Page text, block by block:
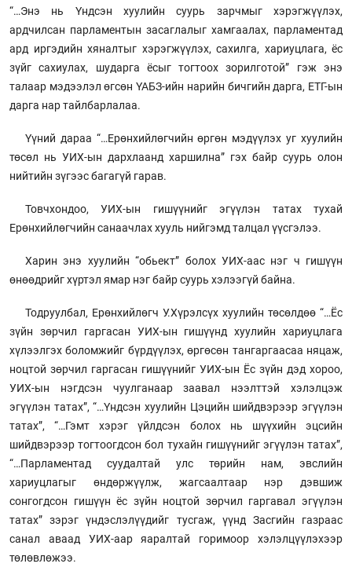
“…Энэ нь Үндсэн хуулийн суурь зарчмыг хэрэгжүүлэх,
ардчилсан парламентын засаглалыг хамгаалах, парламентад
ард иргэдийн хяналтыг хэрэгжүүлэх, сахилга, хариуцлага, ёс
зүйг сахиулах, шударга ёсыг тогтоох зорилготой” гэж энэ
талаар мэдээлэл өгсөн ҮАБЗ-ийн нарийн бичгийн дарга, ЕТГ-ын
дарга нар тайлбарлалаа.
Үүний дараа “…Ерөнхийлөгчийн өргөн мэдүүлэх уг хуулийн
төсөл нь УИХ-ын дархлаанд харшилна” гэх байр суурь олон
нийтийн зүгээс багагүй гарав.
Товчхондоо, УИХ-ын гишүүнийг эгүүлэн татах тухай
Ерөнхийлөгчийн санаачлах хууль нийгэмд талцал үүсгэлээ.
Харин энэ хуулийн “обьект” болох УИХ-аас нэг ч гишүүн
өнөөдрийг хүртэл ямар нэг байр суурь хэлээгүй байна.
Тодруулбал, Ерөнхийлөгч У.Хүрэлсүх хуулийн төсөлдөө “…Ёс
зүйн зөрчил гаргасан УИХ-ын гишүүнд хуулийн хариуцлага
хүлээлгэх боломжийг бүрдүүлэх, өргөсөн тангаргаасаа няцаж,
ноцтой зөрчил гаргасан гишүүнийг УИХ-ын Ёс зүйн дэд хороо,
УИХ-ын нэгдсэн чуулганаар заавал нээлттэй хэлэлцэж
эгүүлэн татах”, “…Үндсэн хуулийн Цэцийн шийдвэрээр эгүүлэн
татах”, “…Гэмт хэрэг үйлдсэн болох нь шүүхийн эцсийн
шийдвэрээр тогтоогдсон бол тухайн гишүүнийг эгүүлэн татах”,
“…Парламентад суудалтай улс төрийн нам, эвслийн
хариуцлагыг өндөржүүлж, жагсаалтаар нэр дэвшиж
сонгогдсон гишүүн ёс зүйн ноцтой зөрчил гаргавал эгүүлэн
татах” зэрэг үндэслэлүүдийг тусгаж, үүнд Засгийн газраас
санал аваад УИХ-аар яаралтай горимоор хэлэлцүүлэхээр
төлөвлөжээ.